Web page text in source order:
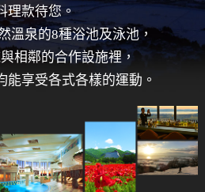
理款待您。
溫泉的8種浴池及泳池，
相鄰的合作設施裡，
能享受各式各樣的運動。